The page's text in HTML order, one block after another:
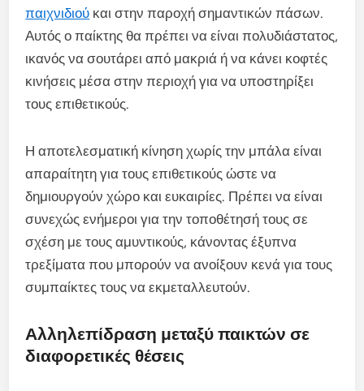
παιχνιδιού και στην παροχή σημαντικών πάσων.
Αυτός ο παίκτης θα πρέπει να είναι πολυδιάστατος,
ικανός να σουτάρει από μακριά ή να κάνει κοφτές
κινήσεις μέσα στην περιοχή για να υποστηρίξει
τους επιθετικούς.
Η αποτελεσματική κίνηση χωρίς την μπάλα είναι
απαραίτητη για τους επιθετικούς ώστε να
δημιουργούν χώρο και ευκαιρίες. Πρέπει να είναι
συνεχώς ενήμεροι για την τοποθέτησή τους σε
σχέση με τους αμυντικούς, κάνοντας έξυπνα
τρεξίματα που μπορούν να ανοίξουν κενά για τους
συμπαίκτες τους να εκμεταλλευτούν.
Αλληλεπίδραση μεταξύ παικτών σε
διαφορετικές θέσεις